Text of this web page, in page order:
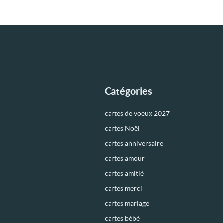
Catégories
cartes de voeux 2027
cartes Noël
cartes anniversaire
cartes amour
cartes amitié
cartes merci
cartes mariage
cartes bébé